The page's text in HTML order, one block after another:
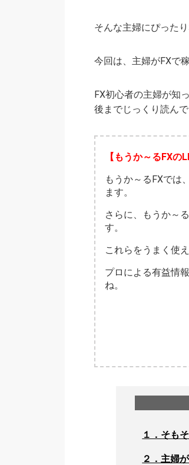
そんな主婦にぴった
今回は、主婦がFXで
FX初心者の主婦が知
後までじっくり読んで
【もうか～るFXの
もうか～るFXでは
ます。
さらに、もうか～
す。
これらをうまく使え
プロによる有益情
ね。
１．そも
２．主婦